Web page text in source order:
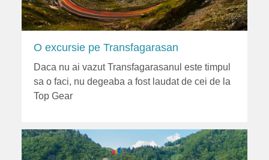
O excursie pe Transfagarasan
Daca nu ai vazut Transfagarasanul este timpul
sa o faci, nu degeaba a fost laudat de cei de la
Top Gear